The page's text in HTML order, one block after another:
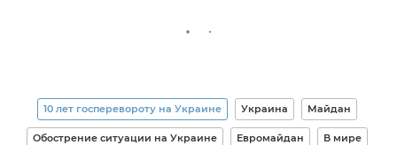
10 лет госперевороту на Украине Украина Майдан
Обострение ситуации на Украине Евромайдан В мире